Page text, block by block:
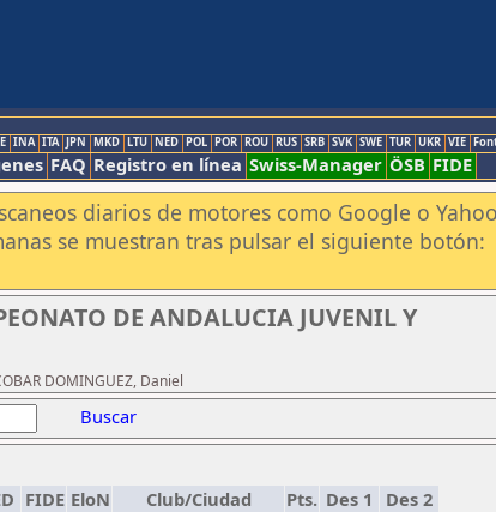
INA ITA JPN MKD LTU NED POL POR ROU RUS SRB SVK SWE TUR UKR VIE
FAQ Registro en línea Swiss-Manager ÖSB FIDE
diarios de motores como Google o
se muestran tras pulsar el siguiente botón:
DE ANDALUCIA JUVENIL Y
DOMINGUEZ, Daniel
Buscar
FIDE EloN Club/Ciudad Pts. Des 1
Des 2